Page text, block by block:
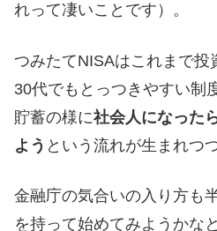
れって凄いことです）。
つみたてNISAはこれまで投
30代でもとっつきやすい制
貯蓄の様に社会人になった
よう という流れが生まれつ
金融庁の気合いの入り方も
を持って始めてみようかな